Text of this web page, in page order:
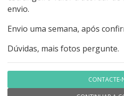
envio.
Envio uma semana, após
Dúvidas, mais fotos pergunte.
CONTACTE-